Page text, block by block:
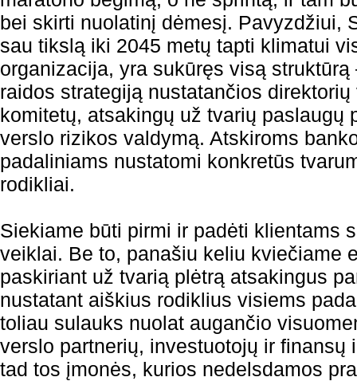
bei skirti nuolatinį dėmesį. Pavyzdžiui,
sau tikslą iki 2045 metų tapti klimatui
organizacija, yra sukūręs visą
raidos strategiją nustatančios
komitetų, atsakingų už tvarių paslaugų
verslo rizikos valdymą. Atskiroms
padaliniams nustatomi konkretūs
rodikliai.
Siekiame būti pirmi ir padėti klientams
veiklai. Be to, panašiu keliu kviečiame
paskiriant už tvarią plėtrą atsakingus
nustatant aiškius rodiklius visiems
toliau sulauks nuolat augančio
verslo partnerių, investuotojų ir finansų
tad tos įmonės, kurios nedelsdamos